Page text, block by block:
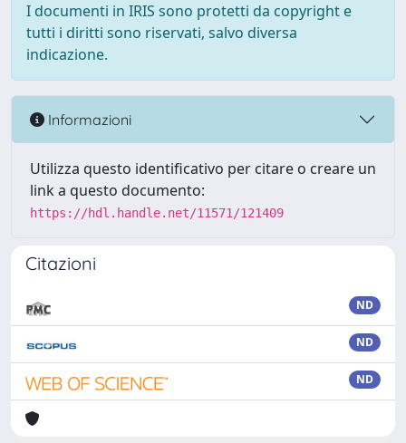
I documenti in IRIS sono protetti da copyright e
tutti i diritti sono riservati, salvo diversa
indicazione.
Informazioni
Utilizza questo identificativo per citare o creare un
link a questo documento:
https://hdl.handle.net/11571/121409
Citazioni
ND
ND
ND